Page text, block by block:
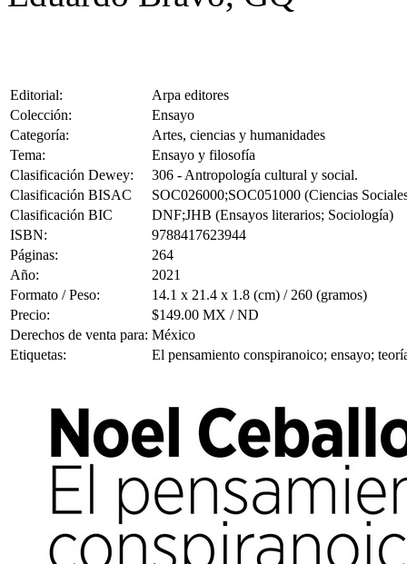
Editorial:
Arpa editores
Colección:
Ensayo
Categoría:
Artes, ciencias y humanidades
Tema:
Ensayo y filosofía
Clasificación Dewey:
306 - Antropología cultural y social.
Clasificación BISAC
SOC026000;SOC051000 (Ciencias
Clasificación BIC
DNF;JHB (Ensayos literarios; Sociología)
ISBN:
9788417623944
Páginas:
264
Año:
2021
Formato / Peso:
14.1 x 21.4 x 1.8 (cm) / 260 (gramos)
Precio:
$149.00 MX / ND
Derechos de venta para: México
Etiquetas:
El pensamiento conspiranoico; ensayo;